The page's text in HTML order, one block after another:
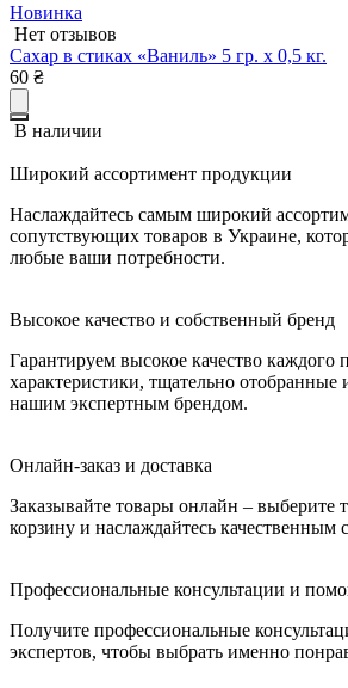
Новинка
Нет отзывов
Сахар в стиках «Ваниль» 5 гр. х 0,5 кг.
60 ₴
В наличии
Широкий ассортимент продукции
Наслаждайтесь самым широкий
сопутствующих товаров в Украине,
любые ваши потребности.
Высокое качество и собственный бренд
Гарантируем высокое качество каждого
характеристики, тщательно отобранные
нашим экспертным брендом.
Онлайн-заказ и доставка
Заказывайте товары онлайн – выберите
корзину и наслаждайтесь качественным
Профессиональные консультации и
Получите профессиональные
экспертов, чтобы выбрать именно